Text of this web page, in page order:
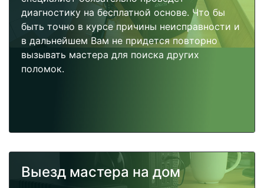
диагностику на бесплатной основе. Что бы
быть точно в курсе причины неисправности и
в дальнейшем Вам не придется повторно
вызывать мастера для поиска других
поломок.
Выезд мастера на дом